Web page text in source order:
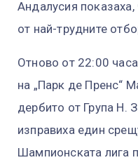
Андалусия
от най-трудните
Отново от 22:00
на „Парк де Пренс“
дербито от Група H.
изправиха един
Шампионската лига